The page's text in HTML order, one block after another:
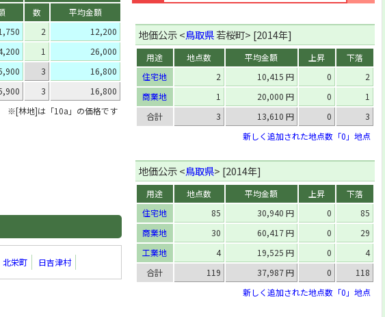
数
平均金額
2
12,200
1
26,000
3
16,800
3
16,800
※[林地]は「10a」の価格です
北栄町 日吉津村
地価公示 <鳥取県若桜町> [2014年]
用途 地点数 平均金額 上昇
下落
住宅地
2 10,415 円 0
2
商業地
1 20,000 円 0
1
合計
3 13,610 円 0
3
新しく追加された地点数「0」地点
地価公示 <鳥取県> [2014年]
用途 地点数 平均金額 上昇
下落
住宅地
85 30,940 円 0
85
商業地
30 60,417 円 0
29
工業地
4 19,525 円 0
4
合計
119 37,987 円 0
118
新しく追加された地点数「0」地点